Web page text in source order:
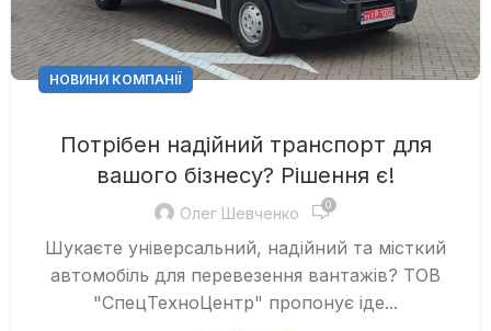
НОВИНИ КОМПАНІЇ
Потрібен надійний транспорт для
вашого бізнесу? Рішення є!
Олег Шевченко 0
Шукаєте універсальний, надійний та місткий
автомобіль для перевезення вантажів? ТОВ
"СпецТехноЦентр" пропонує іде...